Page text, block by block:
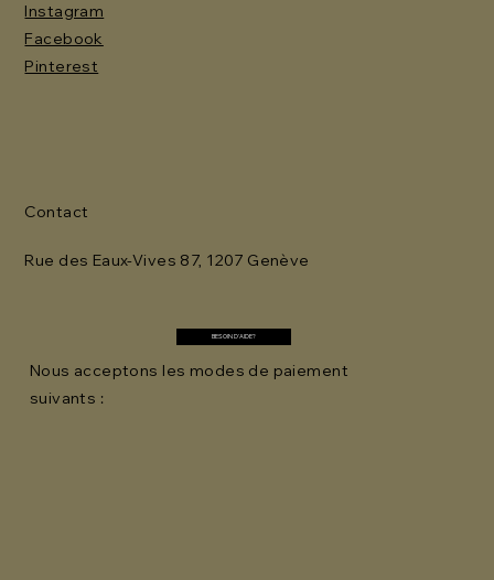
Instagram
Facebook
Pinterest
Contact
Rue des Eaux-Vives 87, 1207 Genève
BESOIN D'AIDE?
Nous acceptons les modes de paiement
suivants :